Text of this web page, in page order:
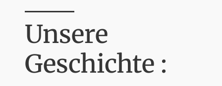
Unsere
Geschichte :